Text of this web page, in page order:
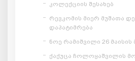
კოლექციის შესახებ
რევკომის მიერ მუშათა
დაპატიმრება
ნოე რამიშვილი 26 მაისის
ქაქუცა ჩოლოყაშვილის